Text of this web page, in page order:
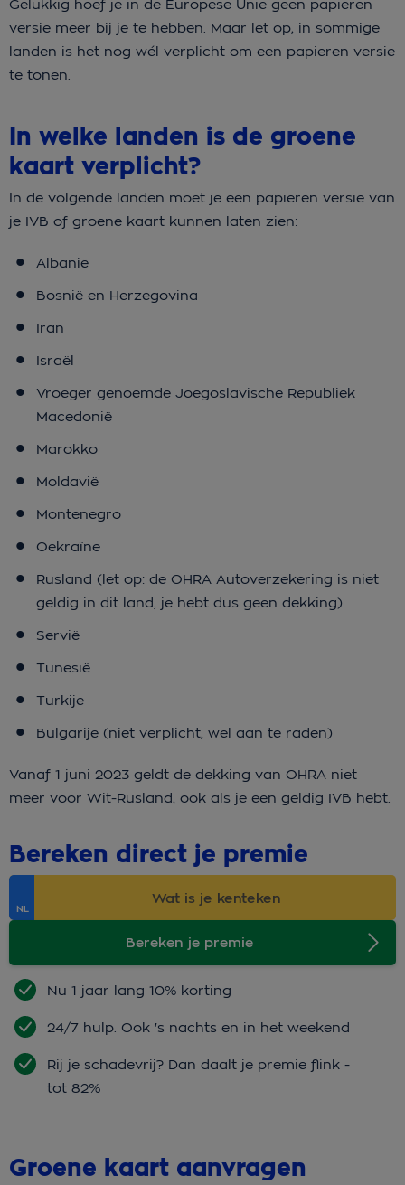
Gelukkig hoef je in de Europese Unie geen papieren
versie meer bij je te hebben. Maar let op, in sommige
landen is het nog wél verplicht om een papieren versie
te tonen.
In welke landen is de groene
kaart verplicht?
In de volgende landen moet je een papieren versie van
je IVB of groene kaart kunnen laten zien:
Albanië
Bosnië en Herzegovina
Iran
Israël
Vroeger genoemde Joegoslavische Republiek
Macedonië
Marokko
Moldavië
Montenegro
Oekraïne
Rusland (let op: de OHRA Autoverzekering is niet
geldig in dit land, je hebt dus geen dekking)
Servië
Tunesië
Turkije
Bulgarije (niet verplicht, wel aan te raden)
Vanaf 1 juni 2023 geldt de dekking van OHRA niet
meer voor Wit-Rusland, ook als je een geldig IVB hebt.
Bereken direct je premie
Bereken je premie
Nu 1 jaar lang 10% korting
24/7 hulp. Ook 's nachts en in het weekend
Rij je schadevrij? Dan daalt je premie flink -
tot 82%
Groene kaart aanvragen